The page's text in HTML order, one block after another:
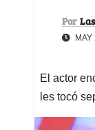
Por
El actor
les tocó